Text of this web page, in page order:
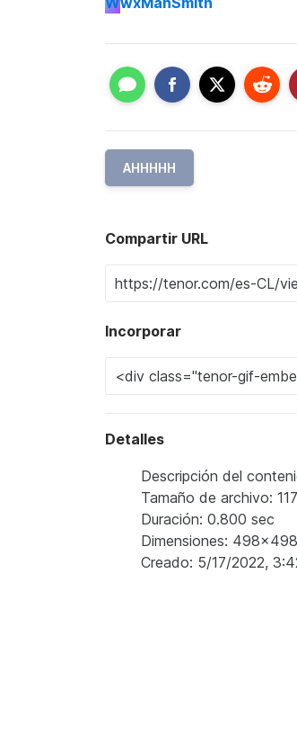
AHHHHH
Compartir URL
Incorporar
Detalles
Descripción del
Tamaño de archivo:
Duración: 0.800 sec
Dimensiones: 498x498
Creado: 5/17/2022,